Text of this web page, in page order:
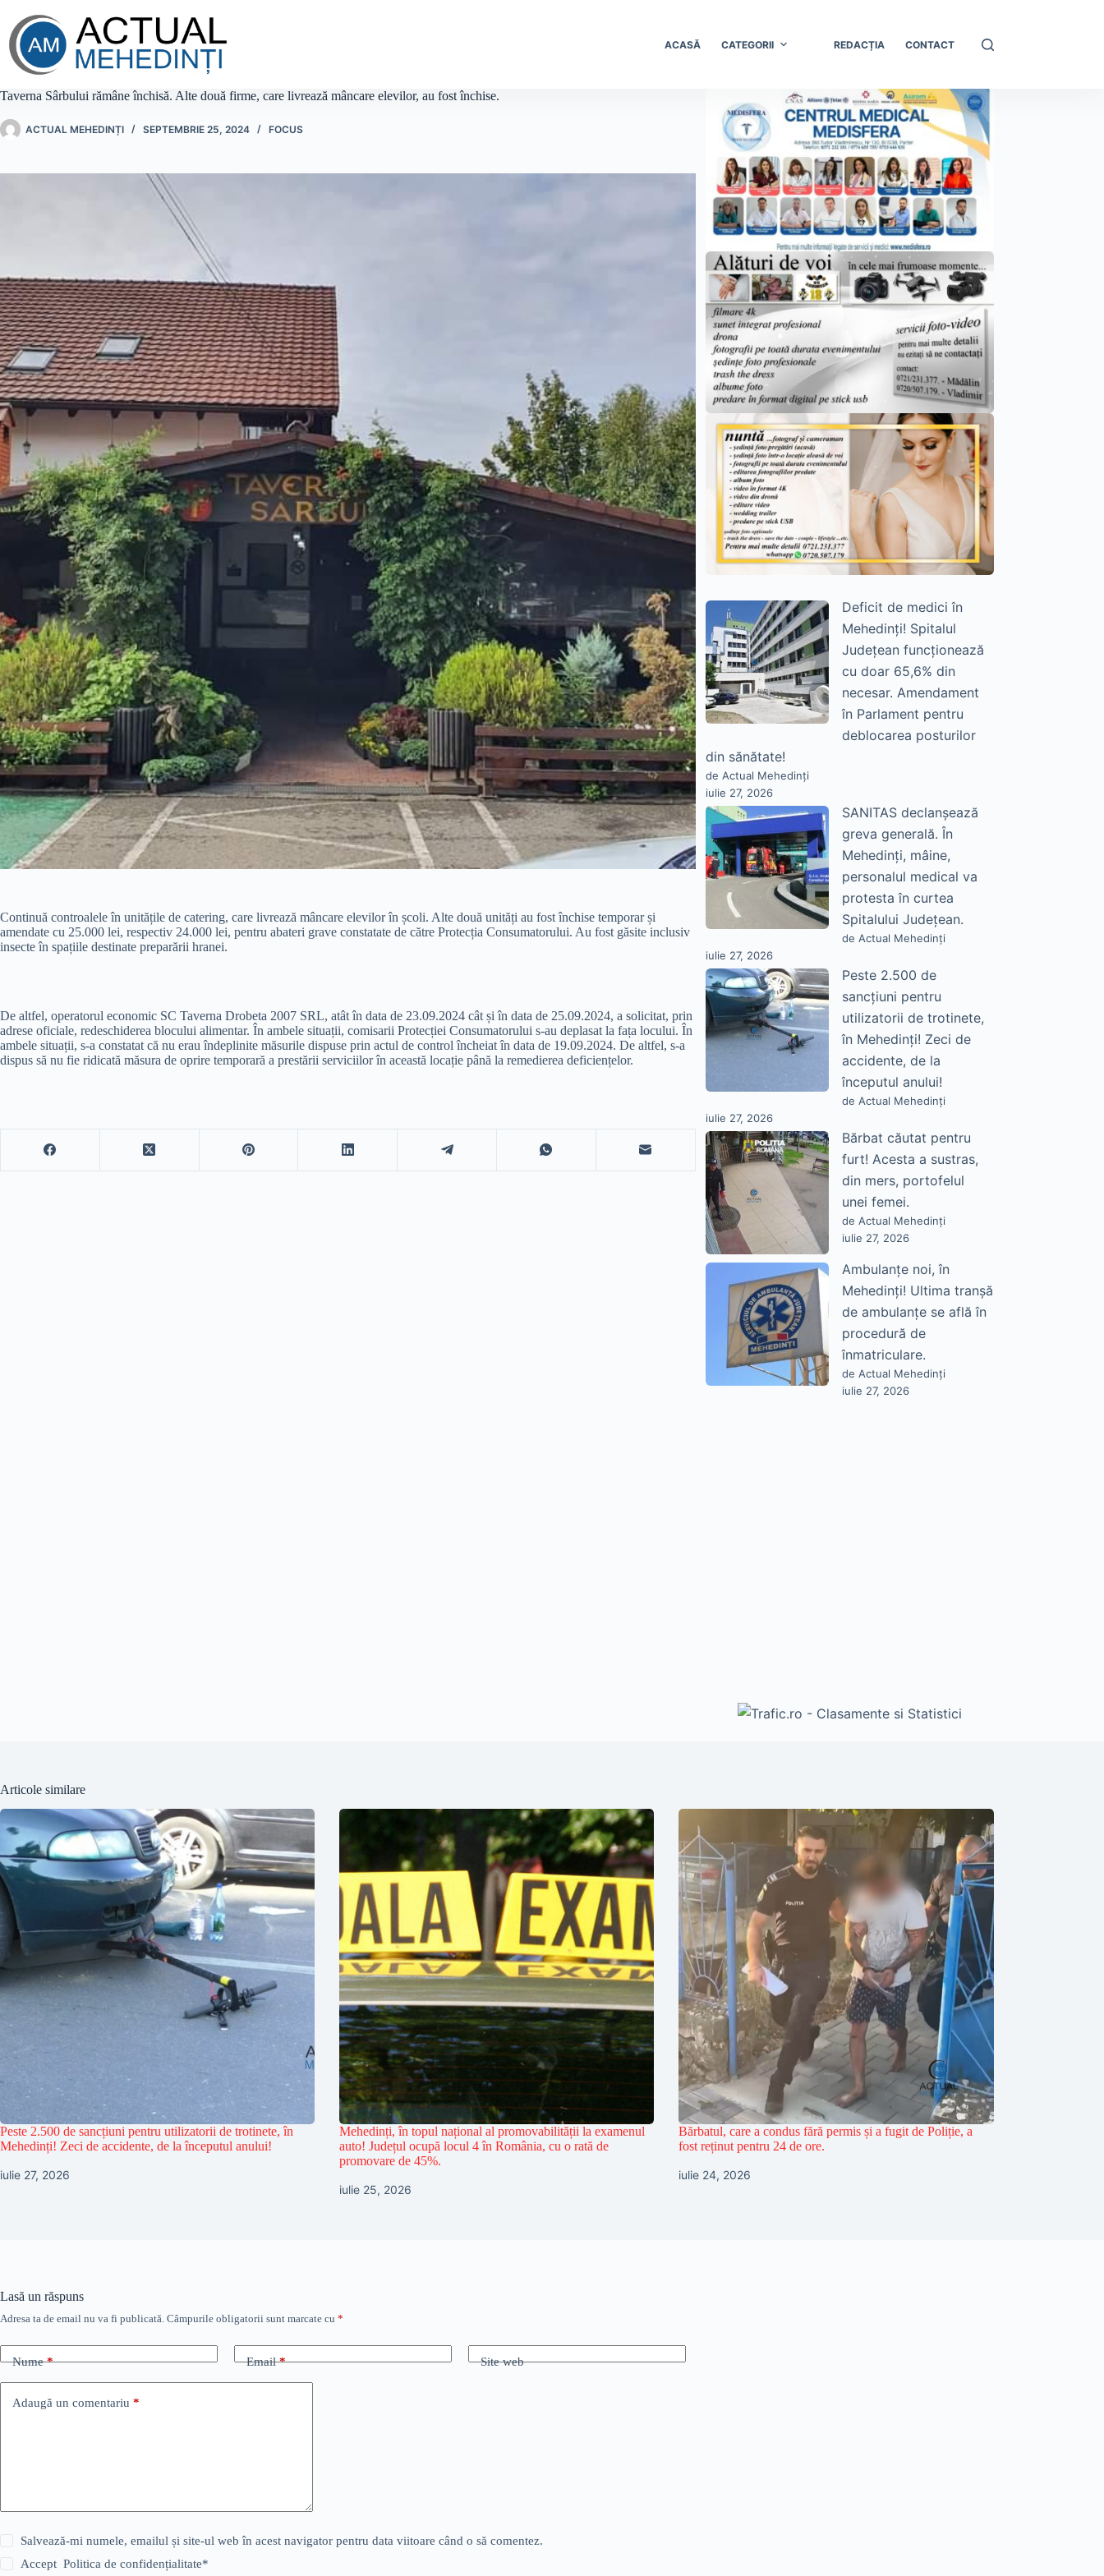
conținut
ACASĂ CATEGORII REDACȚIA CONTACT
Taverna Sârbului rămâne închisă. Alte două firme, care livrează mâncare elevilor, au fost închise.
ACTUAL MEHEDINȚI SEPTEMBRIE 25, 2024 FOCUS
Continuă controalele în unitățile de catering, care livrează mâncare elevilor în școli. Alte două unități au fost închise temporar și
amendate cu 25.000 lei, respectiv 24.000 lei, pentru abateri grave constatate de către Protecția Consumatorului. Au fost găsite inclusiv
insecte în spațiile destinate preparării hranei.
De altfel, operatorul economic SC Taverna Drobeta 2007 SRL, atât în data de 23.09.2024 cât și în data de 25.09.2024, a solicitat, prin
adrese oficiale, redeschiderea blocului alimentar. În ambele situații, comisarii Protecției Consumatorului s-au deplasat la fața locului. În
ambele situații, s-a constatat că nu erau îndeplinite măsurile dispuse prin actul de control încheiat în data de 19.09.2024. De altfel, s-a
dispus să nu fie ridicată măsura de oprire temporară a prestării serviciilor în această locație până la remedierea deficiențelor.
Deficit de medici în
Mehedinți! Spitalul
Județean funcționează
cu doar 65,6% din
necesar. Amendament
în Parlament pentru
deblocarea posturilor
din sănătate!
de Actual Mehedinți
iulie 27, 2026
SANITAS declanșează
greva generală. În
Mehedinți, mâine,
personalul medical va
protesta în curtea
Spitalului Județean.
de Actual Mehedinți
iulie 27, 2026
Peste 2.500 de
sancțiuni pentru
utilizatorii de trotinete,
în Mehedinți! Zeci de
accidente, de la
începutul anului!
de Actual Mehedinți
iulie 27, 2026
Bărbat căutat pentru
furt! Acesta a sustras,
din mers, portofelul
unei femei.
de Actual Mehedinți
iulie 27, 2026
Ambulanțe noi, în
Mehedinți! Ultima tranșă
de ambulanțe se află în
procedură de
înmatriculare.
de Actual Mehedinți
iulie 27, 2026
Articole similare
Peste 2.500 de sancțiuni pentru utilizatorii de trotinete, în
Mehedinți! Zeci de accidente, de la începutul anului!
iulie 27, 2026
Mehedinți, în topul național al promovabilității la examenul
auto! Județul ocupă locul 4 în România, cu o rată de
promovare de 45%.
iulie 25, 2026
Bărbatul, care a condus fără permis și a fugit de Poliție, a
fost reținut pentru 24 de ore.
iulie 24, 2026
Lasă un răspuns
Adresa ta de email nu va fi publicată. Câmpurile obligatorii sunt marcate cu *
Nume* Email* Site web
Adaugă un comentariu *
Salvează-mi numele, emailul și site-ul web în acest navigator pentru data viitoare când o să comentez.
AcceptPolitica de confidențialitate*